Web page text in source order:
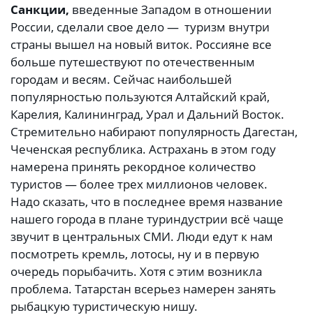
Санкции, введенные Западом в отношении
России, сделали свое дело — туризм внутри
страны вышел на новый виток. Россияне все
больше путешествуют по отечественным
городам и весям. Сейчас наибольшей
популярностью пользуются Алтайский край,
Карелия, Калининград, Урал и Дальний Восток.
Стремительно набирают популярность Дагестан,
Чеченская республика. Астрахань в этом году
намерена принять рекордное количество
туристов — более трех миллионов человек.
Надо сказать, что в последнее время название
нашего города в плане туриндустрии всё чаще
звучит в центральных СМИ. Люди едут к нам
посмотреть кремль, лотосы, ну и в первую
очередь порыбачить. Хотя с этим возникла
проблема. Татарстан всерьез намерен занять
рыбацкую туристическую нишу.